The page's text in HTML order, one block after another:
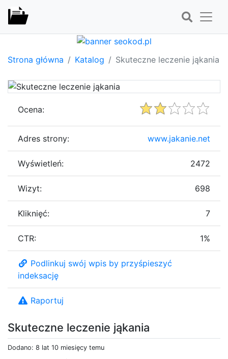
Strona główna Katalog Skuteczne leczenie jąkania
Skuteczne leczenie jąkania
Dodano: 8 lat 10 miesięcy temu
Ocena:
Adres strony: www.jakanie.net
Wyświetleń: 2472
Wizyt: 698
Kliknięć: 7
CTR: 1%
Podlinkuj swój wpis by przyśpieszyć
indeksację
Raportuj